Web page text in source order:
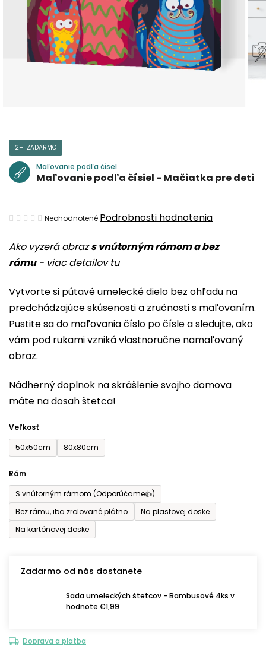
Ako vyzerá obrazs vnútorným rámom a bez
rámu- viac detailov tu
Vytvorte si pútavé umelecké dielo bez ohľadu na
predchádzajúce skúsenosti a zručnosti s maľovaním.
Pustite sa do maľovania číslo po čísle a sledujte, ako
vám pod rukami vzniká vlastnoručne namaľovaný
obraz.
Nádherný doplnok na skrášlenie svojho domova
máte na dosah štetca!
Veľkosť
50x50cm
80x80cm
Rám
S vnútorným rámom (Odporúčame👍)
Bez rámu, iba zrolované plátno
Na plastovej doske
Na kartónovej doske
Zadarmo od nás dostanete
Sada umeleckých štetcov - Bambusové 4ks v
hodnote €1,99
Doprava a platba
2+1 ZADARMO
Maľovanie podľa čísel
Maľovanie podľa čísiel - Mačiatka pre deti
Priemerné
produktu
je
z
5
hviezdičiek.
Neohodnotené Podrobnosti hodnotenia